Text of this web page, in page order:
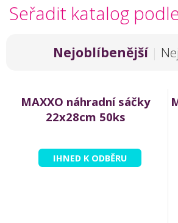
Seřadit katalog
Nejoblíbenější |
MAXXO náhradní sáčky
22x28cm 50ks
IHNED K ODBĚRU